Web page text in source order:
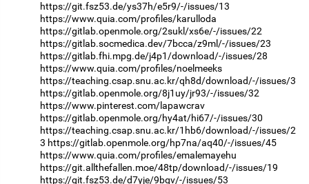
https://git.fsz53.de/ys37h/e5r9/-/issues/13
https://www.quia.com/profiles/karulloda
https://gitlab.openmole.org/2sukl/xs6e/-/issues/22
https://gitlab.socmedica.dev/7bcca/z9ml/-/issues/23
https://gitlab.fhi.mpg.de/j4p1/download/-/issues/28
https://www.quia.com/profiles/noelmeeks
https://teaching.csap.snu.ac.kr/qh8d/download/-/issues/3
https://gitlab.openmole.org/8j1uy/jr93/-/issues/32
https://www.pinterest.com/lapawcrav
https://gitlab.openmole.org/hy4at/hi67/-/issues/30
https://teaching.csap.snu.ac.kr/1hb6/download/-/issues/2
3 https://gitlab.openmole.org/hp7na/aq40/-/issues/45
https://www.quia.com/profiles/emalemayehu
https://git.allthefallen.moe/48tp/download/-/issues/19
https://git.fsz53.de/d7yje/9bqv/-/issues/53